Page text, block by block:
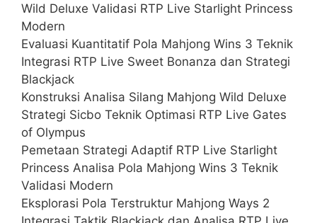
Wild Deluxe Validasi RTP Live Starlight Princess
Modern
Evaluasi Kuantitatif Pola Mahjong Wins 3 Teknik
Integrasi RTP Live Sweet Bonanza dan Strategi
Blackjack
Konstruksi Analisa Silang Mahjong Wild Deluxe
Strategi Sicbo Teknik Optimasi RTP Live Gates
of Olympus
Pemetaan Strategi Adaptif RTP Live Starlight
Princess Analisa Pola Mahjong Wins 3 Teknik
Validasi Modern
Eksplorasi Pola Terstruktur Mahjong Ways 2